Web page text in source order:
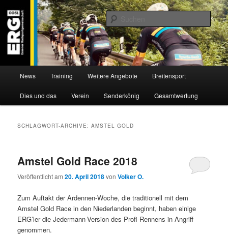
Inhalt
wechseln
sekundären
Inhalt
wechselnERG 1900 e.V
Willkommen bei der Essener Radsportgemeinschaft
News Training Weitere Angebote Breitensport
Dies und das Verein Senderkönig Gesamtwertung
SCHLAGWORT-ARCHIVE:AMSTEL GOLD
Amstel Gold Race 2018
Veröffentlicht am20. April 2018vonVolker O.
Zum Auftakt der Ardennen-Woche, die traditionell mit dem
Amstel Gold Race in den Niederlanden beginnt, haben einige
ERG’ler die Jedermann-Version des Profi-Rennens in Angriff
genommen.